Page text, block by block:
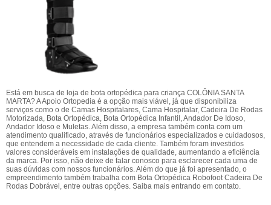
Está em busca de loja de bota ortopédica para criança COLÔNIA SANTA
MARTA? A Apoio Ortopedia é a opção mais viável, já que disponibiliza
serviços como o de Camas Hospitalares, Cama Hospitalar, Cadeira De Rodas
Motorizada, Bota Ortopédica, Bota Ortopédica Infantil, Andador De Idoso,
Andador Idoso e Muletas. Além disso, a empresa também conta com um
atendimento qualificado, através de funcionários especializados e cuidadosos,
que entendem a necessidade de cada cliente. Também foram investidos
valores consideráveis em instalações de qualidade, aumentando a eficiência
da marca. Por isso, não deixe de falar conosco para esclarecer cada uma de
suas dúvidas com nossos funcionários. Além do que já foi apresentado, o
empreendimento também trabalha com Bota Ortopédica Robofoot Cadeira De
Rodas Dobrável, entre outras opções. Saiba mais entrando em contato.